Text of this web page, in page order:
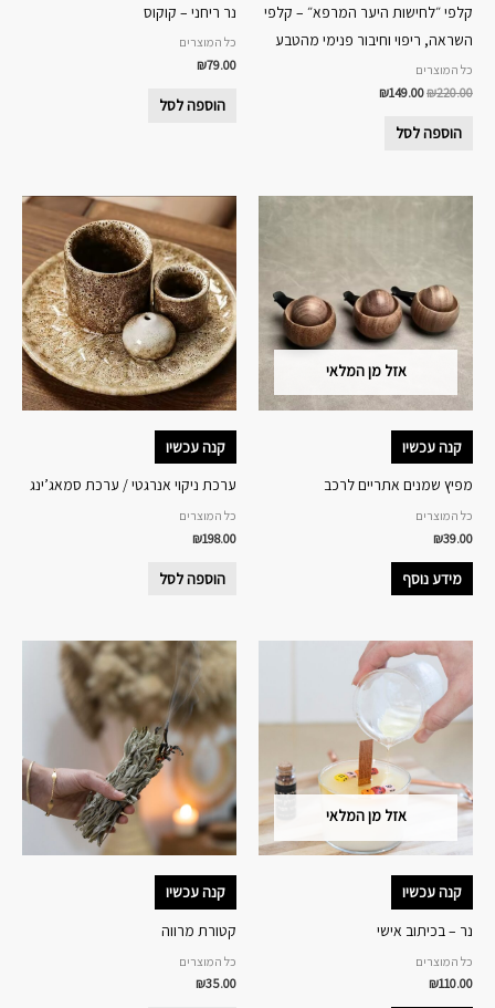
קלפי ״לחישות היער המרפא״ – קלפי
השראה, ריפוי וחיבור פנימי מהטבע
כל המוצרים
₪220.00
₪149.00
הוספה לסל
נר ריחני – קוקוס
כל המוצרים
₪79.00
הוספה לסל
אזל מן המלאי
קנה עכשיו
מפיץ שמנים אתריים לרכב
כל המוצרים
₪39.00
מידע נוסף
קנה עכשיו
ערכת ניקוי אנרגטי / ערכת סמאג’ינג
כל המוצרים
₪198.00
הוספה לסל
אזל מן המלאי
קנה עכשיו
נר – בכיתוב אישי
כל המוצרים
₪110.00
קנה עכשיו
קטורת מרווה
כל המוצרים
₪35.00